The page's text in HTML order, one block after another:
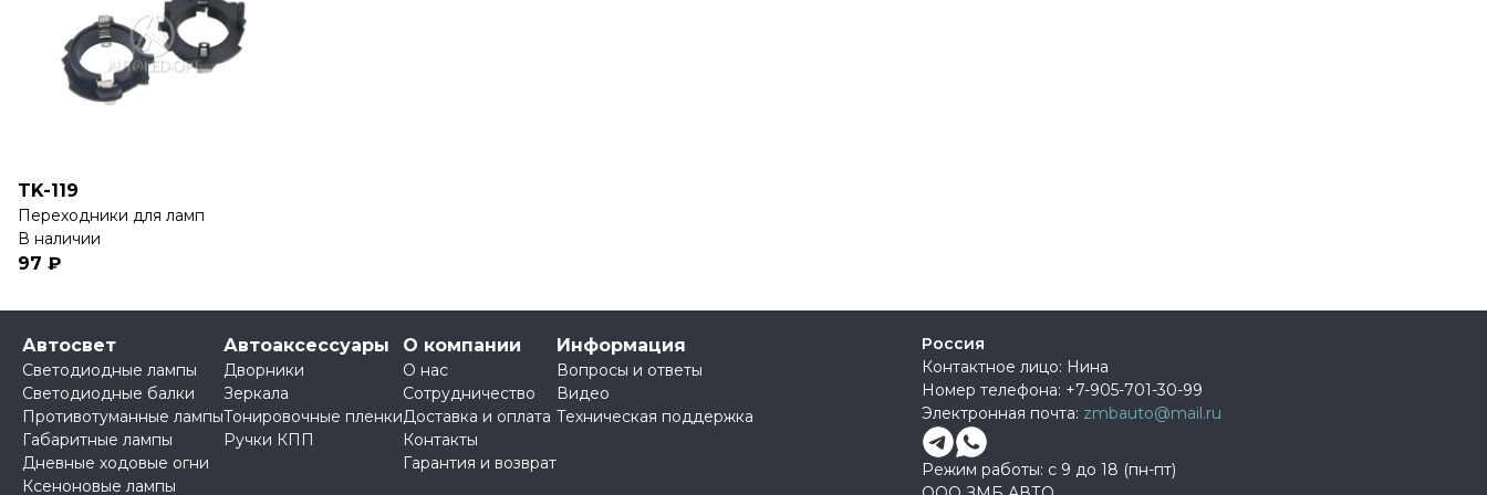
TK-119
Переходники для ламп
В наличии
97 ₽
Автосвет
Светодиодные лампы
Светодиодные балки
Противотуманные лампы
Габаритные лампы
Дневные ходовые огни
Ксеноновые лампы
Автоаксессуары
Дворники
Зеркала
Тонировочные пленки
Ручки КПП
О компании
О нас
Сотрудничество
Доставка и оплата
Контакты
Гарантия и возврат
Информация
Вопросы и ответы
Видео
Техническая поддержка
Россия
Контактное лицо: Нина
Номер телефона: +7-905-701-30-99
Электронная почта: zmbauto@mail.ru
Режим работы: с 9 до 18 (пн-пт)